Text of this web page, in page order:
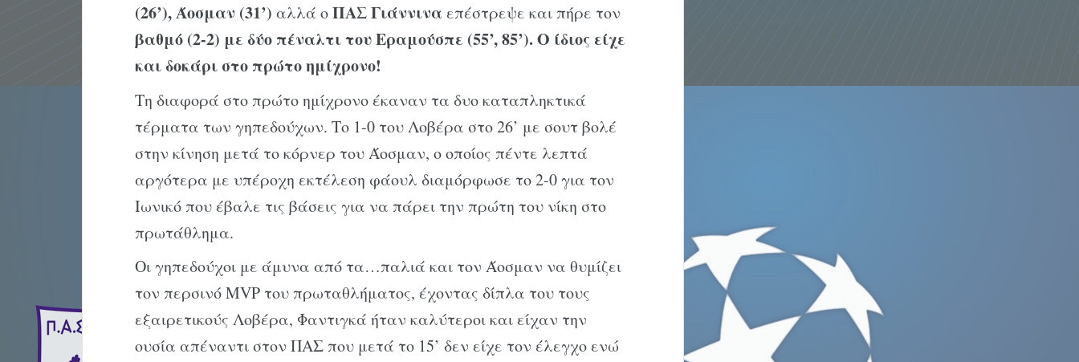
(26’), Άοσμαν (31’) αλλά οΠΑΣ Γιάννινα επέστρεψε και πήρε τον
βαθμό (2-2) με δύο πέναλτι του Εραμούσπε (55’, 85’). Ο ίδιος είχε
και δοκάρι στο πρώτο ημίχρονο!
Τη διαφορά στο πρώτο ημίχρονο έκαναν τα δυο καταπληκτικά
τέρματα των γηπεδούχων. Το 1-0 του Λοβέρα στο 26’ με σουτ βολέ
στην κίνηση μετά το κόρνερ του Άοσμαν, ο οποίος πέντε λεπτά
αργότερα με υπέροχη εκτέλεση φάουλ διαμόρφωσε το 2-0 για τον
Ιωνικό που έβαλε τις βάσεις για να πάρει την πρώτη του νίκη στο
πρωτάθλημα.
Οι γηπεδούχοι με άμυνα από τα…παλιά και τον Άοσμαν να θυμίζει
τον περσινό MVP του πρωταθλήματος, έχοντας δίπλα του τους
εξαιρετικούς Λοβέρα, Φαντιγκά ήταν καλύτεροι και είχαν την
ουσία απέναντι στον ΠΑΣ που μετά το 15’ δεν είχε τον έλεγχο ενώ